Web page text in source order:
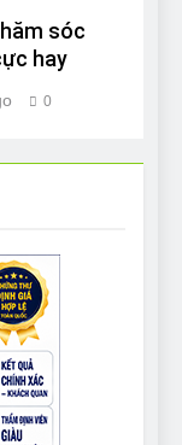
sóc
hay
0